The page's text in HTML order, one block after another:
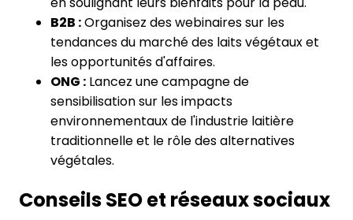
B2B :Organisez des webinaires sur les
tendances du marché des laits végétaux et
les opportunités d'affaires.
ONG : Lancez une campagne de
sensibilisation sur les impacts
environnementaux de l'industrie laitière
traditionnelle et le rôle des alternatives
végétales.
Conseils SEO et réseaux sociaux